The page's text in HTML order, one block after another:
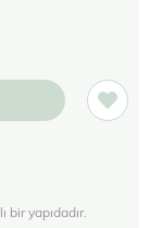
bir yapıdadır.